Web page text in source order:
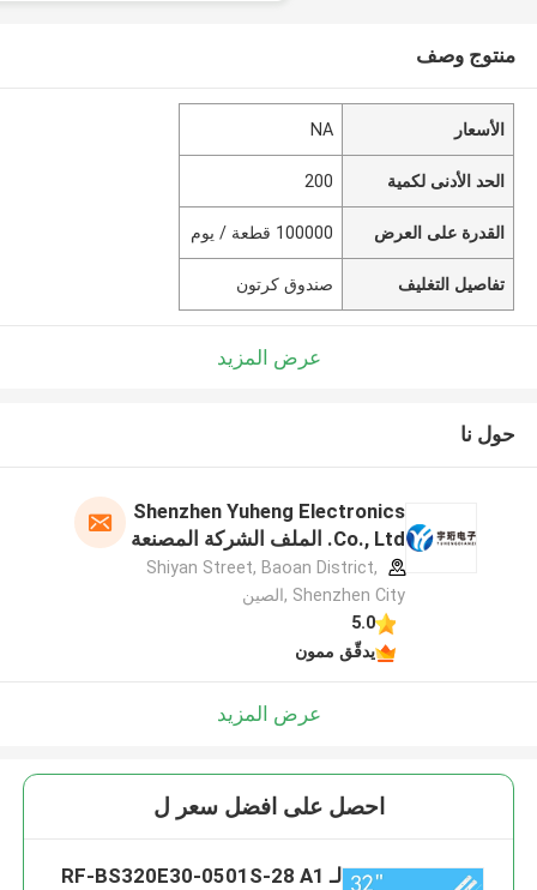
منتوج وصف
الأسعار NA
الحد الأدنى لكمية 200
القدرة على العرض 100000 قطعة / يوم
تفاصيل التغليف صندوق كرتون
عرض المزيد
حول نا
Shenzhen Yuheng Electronics
Co., Ltd. الملف الشركة المصنعة
Shiyan Street, Baoan District,
Shenzhen City ,الصين
5.0
يدقّق ممون
عرض المزيد
احصل على افضل سعر ل
لـ RF-BS320E30-0501S-28 A1